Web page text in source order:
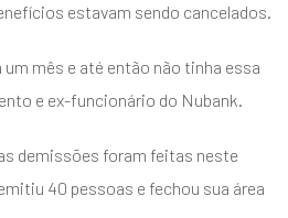
estavam sendo cancelados.
mês e até então não tinha essa
e ex-funcionário do Nubank.
demissões foram feitas neste
40 pessoas e fechou sua área